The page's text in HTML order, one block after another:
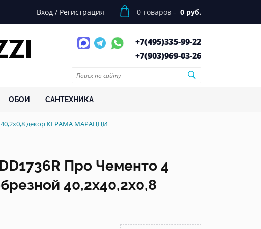
Вход / Регистрация 0 товаров - 0 руб.
+7(495)335-99-22
+7(903)969-03-26
ОБОИ САНТЕХНИКА
декор КЕРАМА МАРАЦЦИ
Про Чементо 4
40,2x40,2x0,8